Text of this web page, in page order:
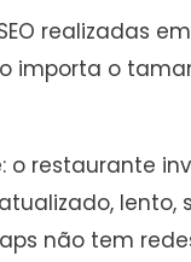
realizadas
importa o
restaurante
lento,
não tem